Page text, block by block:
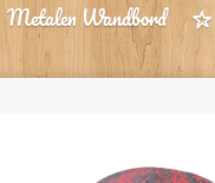
Metalen Wandbord